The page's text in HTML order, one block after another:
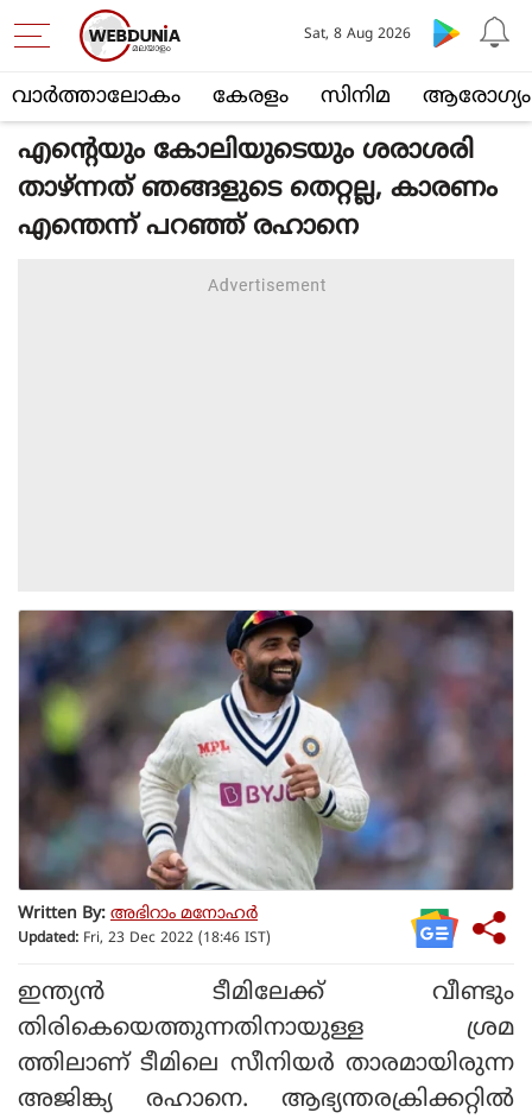
വാര്‍ത്താലോകം കേരളം സിനിമ ആരോഗ്യം
Sat, 8 Aug 2026
എൻ്റെയും കോലിയുടെയും ശരാശരി
താഴ്ന്നത് ഞങ്ങളുടെ തെറ്റല്ല, കാരണം
എന്തെന്ന് പറഞ്ഞ് രഹാനെ
Written By: അഭിറാം മനോഹർ
Updated: Fri, 23 Dec 2022 (18:46 IST)
ഇന്ത്യൻ ടീമിലേക്ക് വീണ്ടും
തിരികെയെത്തുന്നതിനായുള്ള ശ്രമ
ത്തിലാണ് ടീമിലെ സീനിയർ താരമായിരുന്ന
അജിങ്ക്യ രഹാനെ. ആഭ്യന്തരക്രിക്കറ്റിൽ